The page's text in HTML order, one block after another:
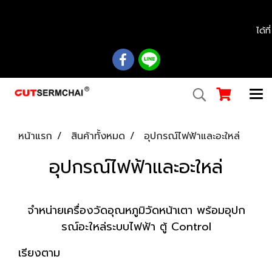
ได้
หน้าแรก สินค้าทั้งหมด อุปกรณ์ไฟฟ้าและอะใหล่
อุปกรณ์ไฟฟ้าและอะใหล่
จำหน่ายเครื่องวัดอุณหภูมิวัดหน้าเตา พร้อมอุปก
รณ์อะใหล่ระบบไฟฟ้า ตู้ Control
เรียงตาม